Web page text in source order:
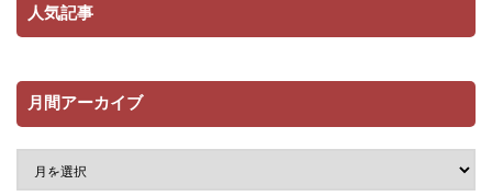
人気記事
月間アーカイブ